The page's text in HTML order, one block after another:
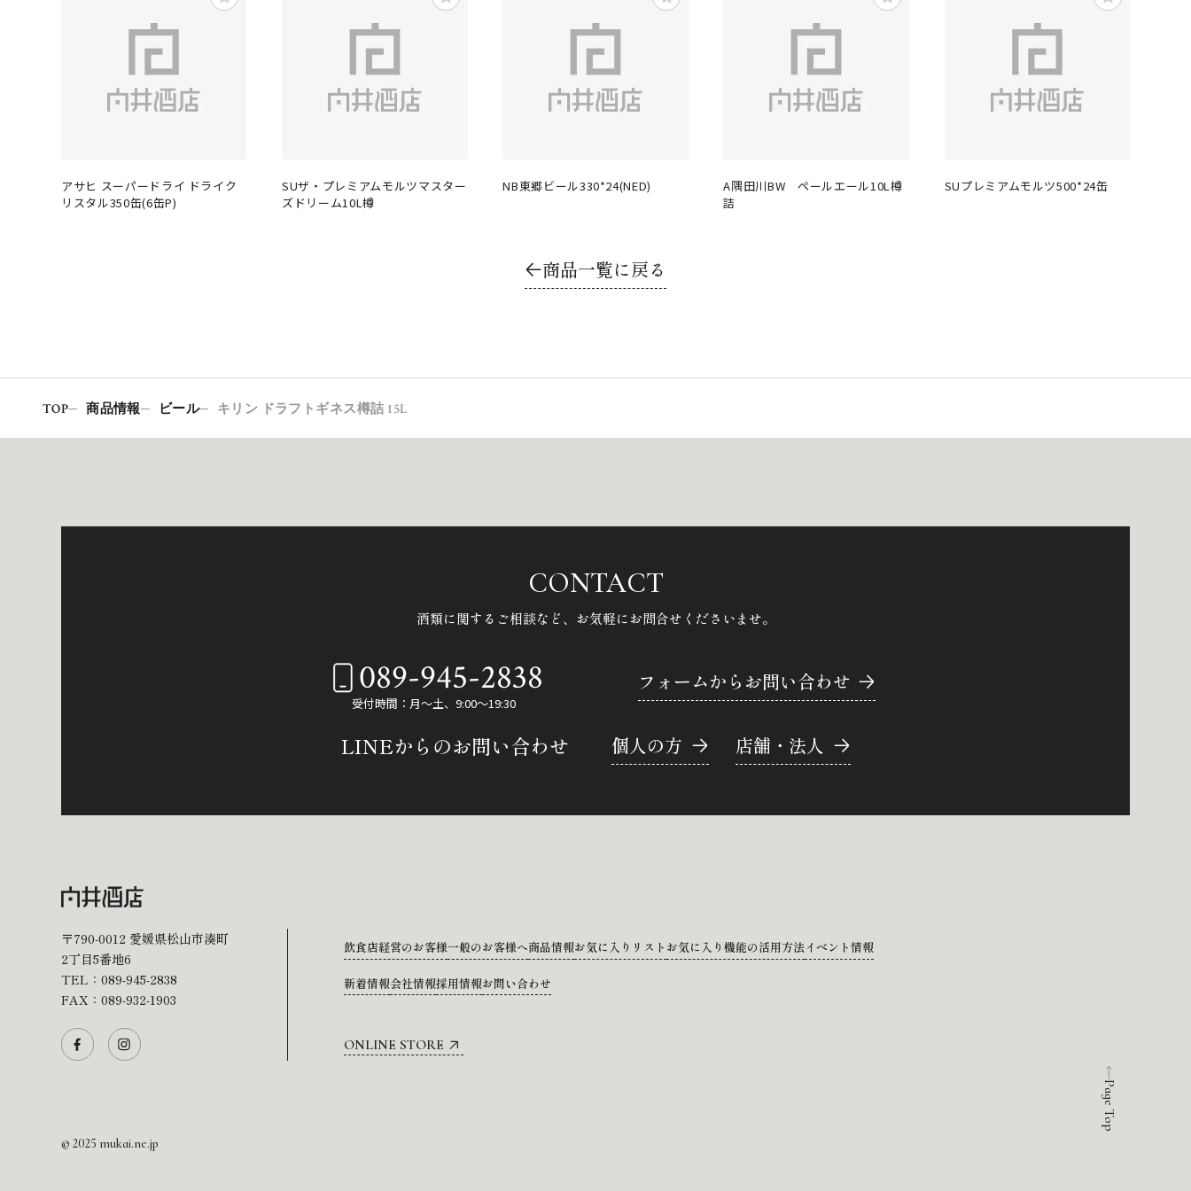
アサヒ スーパードライ ドライク
リスタル350缶(6缶P)
SUザ・プレミアムモルツマスター
ズドリーム10L樽
NB東郷ビール330*24(NED)
A隅田川BW ペールエール10L樽
詰
SUプレミアムモルツ500*24缶
商品一覧に戻る
TOP 商品情報 ビール キリン ドラフトギネス樽詰 15L
Page Top
CONTACT
酒類に関するご相談など、 お気軽にお問合せくださいませ。
089-945-2838
受付時間：月～土、9:00～19:30
フォームからお問い合わせ
LINEからのお問い合わせ 個人の方 店舗・法人
〒790-0012 愛媛県松山市湊町
2丁目5番地6
TEL： 089-945-2838
FAX：089-932-1903
飲食店経営のお客様一般のお客様へ商品情報お気に入りリスト お気に入り機能の活用方法イベント情報
新着情報会社情報採用情報お問い合わせ
ONLINE STORE
© 2025 mukai.ne.jp